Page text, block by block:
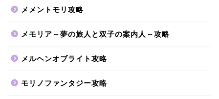
メメントモリ攻略
メモリア～夢の旅人と双子の案内人～攻略
メルヘンオブライト攻略
モリノファンタジー攻略